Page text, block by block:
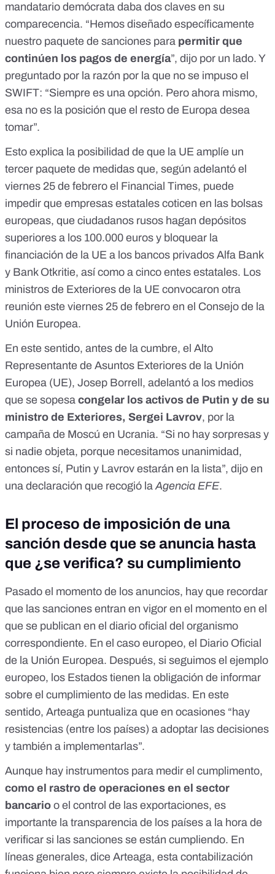
mandatario demócrata daba dos claves en su
comparecencia. “Hemos diseñado específicamente
nuestro paquete de sanciones para permitir que
continúen los pagos de energía”, dijo por un lado. Y
preguntado por la razón por la que no se impuso el
SWIFT: “Siempre es una opción. Pero ahora mismo,
esa no es la posición que el resto de Europa desea
tomar”.
Esto explica la posibilidad de que la UE amplíe un
tercer paquete de medidas que, según adelantó el
viernes 25 de febrero el Financial Times, puede
impedir que empresas estatales coticen en las bolsas
europeas, que ciudadanos rusos hagan depósitos
superiores a los 100.000 euros y bloquear la
financiación de la UE a los bancos privados Alfa Bank
y Bank Otkritie, así como a cinco entes estatales. Los
ministros de Exteriores de la UE convocaron otra
reunión este viernes 25 de febrero en el Consejo de la
Unión Europea.
En este sentido, antes de la cumbre, el Alto
Representante de Asuntos Exteriores de la Unión
Europea (UE), Josep Borrell, adelantó a los medios
que se sopesa congelar los activos de Putin y de su
ministro de Exteriores, Sergei Lavrov, por la
campaña de Moscú en Ucrania. “Si no hay sorpresas y
si nadie objeta, porque necesitamos unanimidad,
entonces sí, Putin y Lavrov estarán en la lista”, dijo en
una declaración que recogió laAgencia EFE.
El proceso de imposición de una
sanción desde que se anuncia hasta
que ¿se verifica? su cumplimiento
Pasado el momento de los anuncios, hay que recordar
que las sanciones entran en vigor en el momento en el
que se publican en el diario oficial del organismo
correspondiente. En el caso europeo, el Diario Oficial
de la Unión Europea. Después, si seguimos el ejemplo
europeo, los Estados tienen la obligación de informar
sobre el cumplimiento de las medidas. En este
sentido, Arteaga puntualiza que en ocasiones “hay
resistencias (entre los países) a adoptar las decisiones
y también a implementarlas”.
Aunque hay instrumentos para medir el cumplimento,
como el rastro de operaciones en el sector
bancario o el control de las exportaciones, es
importante la transparencia de los países a la hora de
verificar si las sanciones se están cumpliendo. En
líneas generales, dice Arteaga, esta contabilización